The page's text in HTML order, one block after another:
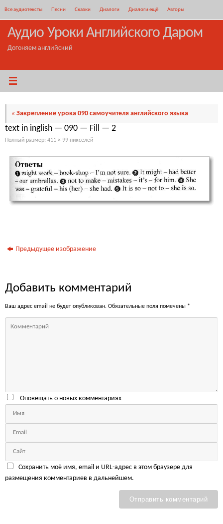
содержимому
Все аудиотексты Песни Сказки Диалоги Диалоги ещё Авторы
Аудио Уроки Английского Даром
Догоняем английский
« Закрепление урока 090 самоучителя английского языка
text in inglish — 090 — Fill — 2
Полный размер: 411 × 99 пикселей
Предыдущее изображение
Добавить комментарий
Ваш адрес email не будет опубликован. Обязательные поля помечены *
Оповещать о новых комментариях
Сохранить моё имя, email и URL-адрес в этом браузере для
размещения комментариев в дальнейшем.